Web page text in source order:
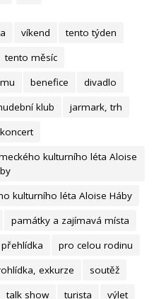
víkend
tento týden
tento měsíc
benefice
divadlo
klub
jarmark, trh
koncert
kulturního léta Aloise
kulturního léta Aloise Háby
památky a zajímavá místa
přehlídka
pro celou rodinu
exkurze
soutěž
talk show turista
výlet